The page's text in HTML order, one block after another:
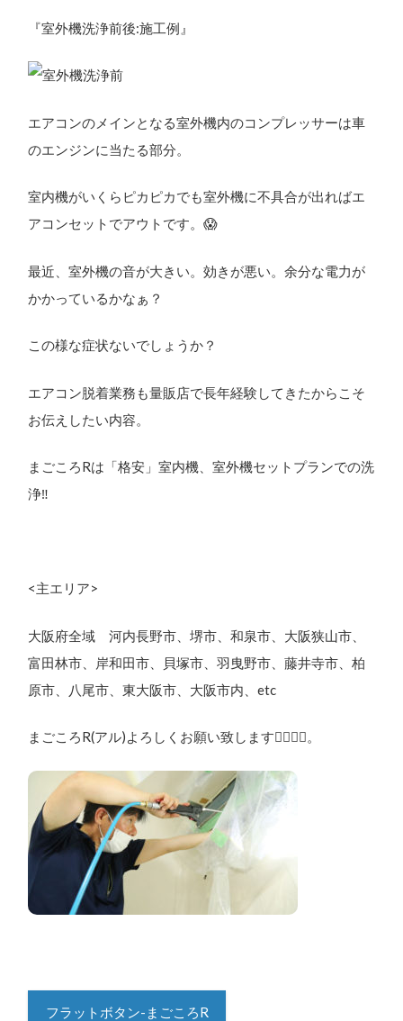
『室外機洗浄前後:施工例』
エアコンのメインとなる室外機内のコンプレッサーは車
のエンジンに当たる部分。
室内機がいくらピカピカでも室外機に不具合が出ればエ
アコンセットでアウトです。😱
最近、室外機の音が大きい。効きが悪い。余分な電力が
かかっているかなぁ？
この様な症状ないでしょうか？
エアコン脱着業務も量販店で長年経験してきたからこそ
お伝えしたい内容。
まごころRは「格安」室内機、室外機セットプランでの洗
浄‼︎
<主エリア>
大阪府全域 河内長野市、堺市、和泉市、大阪狭山市、
富田林市、岸和田市、貝塚市、羽曳野市、藤井寺市、柏
原市、八尾市、東大阪市、大阪市内、etc
まごころR(アル)よろしくお願い致します🙇‍♂️🙇‍♀️。
フラットボタン-まごころR